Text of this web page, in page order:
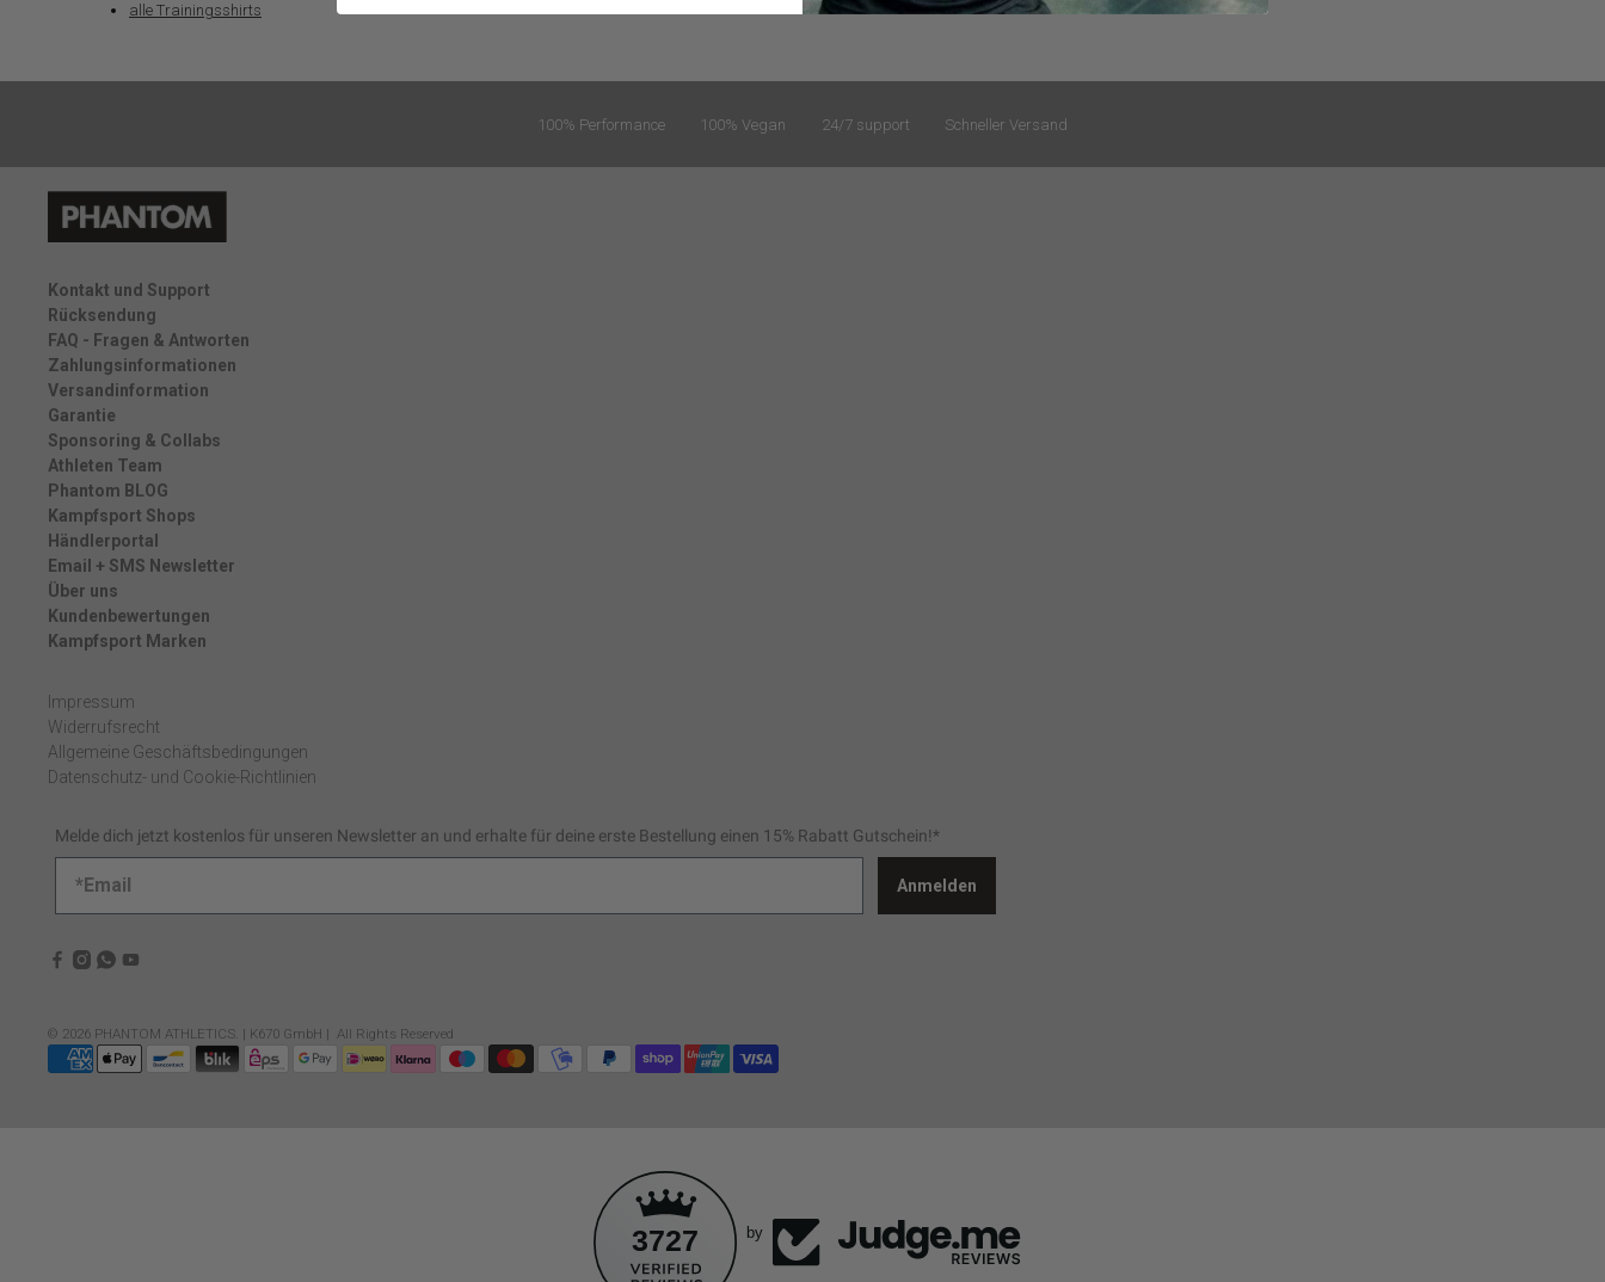
alle Trainingsshirts
100% Performance 100% Vegan 24/7 support Schneller Versand
Kontakt und Support
Rücksendung
FAQ - Fragen & Antworten
Zahlungsinformationen
Versandinformation
Garantie
Sponsoring & Collabs
Athleten Team
Phantom BLOG
Kampfsport Shops
Händlerportal
Email + SMS Newsletter
Über uns
Kundenbewertungen
Kampfsport Marken
Impressum
Widerrufsrecht
Allgemeine Geschäftsbedingungen
Datenschutz- und Cookie-Richtlinien
Melde dich jetzt kostenlos für unseren Newsletter an und erhalte für deine erste Bestellung einen 15% Rabatt Gutschein!*
Anmelden
© 2026 PHANTOM ATHLETICS | K670 GmbH | All Rights Reserved
3727 by